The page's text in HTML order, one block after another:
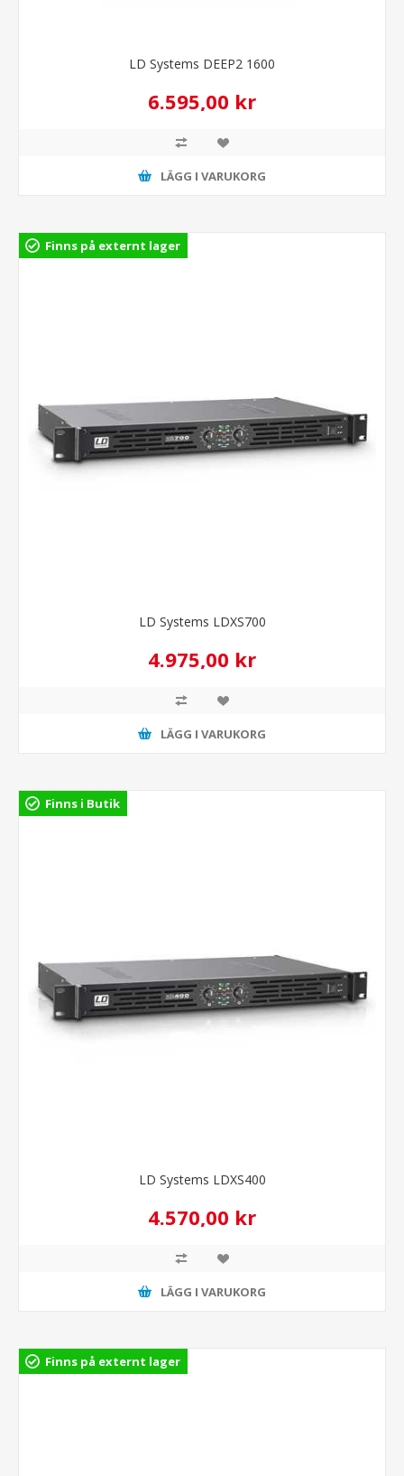
LD Systems DEEP2 1600
6.595,00 kr
LÄGG I VARUKORG
Finns på externt lager
LD Systems LDXS700
4.975,00 kr
LÄGG I VARUKORG
Finns i Butik
LD Systems LDXS400
4.570,00 kr
LÄGG I VARUKORG
Finns på externt lager